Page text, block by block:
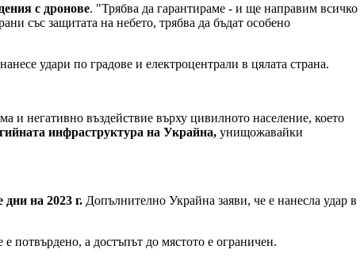
с дронове. "Трябва да гарантираме - и ще направим всичко
със защитата на небето, трябва да бъдат особено
удари по градове и електроцентрали в цялата страна.
и негативно въздействие върху цивилното население, което
инфраструктура на Украйна, унищожавайки
на 2023 г. Допълнително Украйна заяви, че е нанесла удар в
потвърдено, а достъпът до мястото е ограничен.